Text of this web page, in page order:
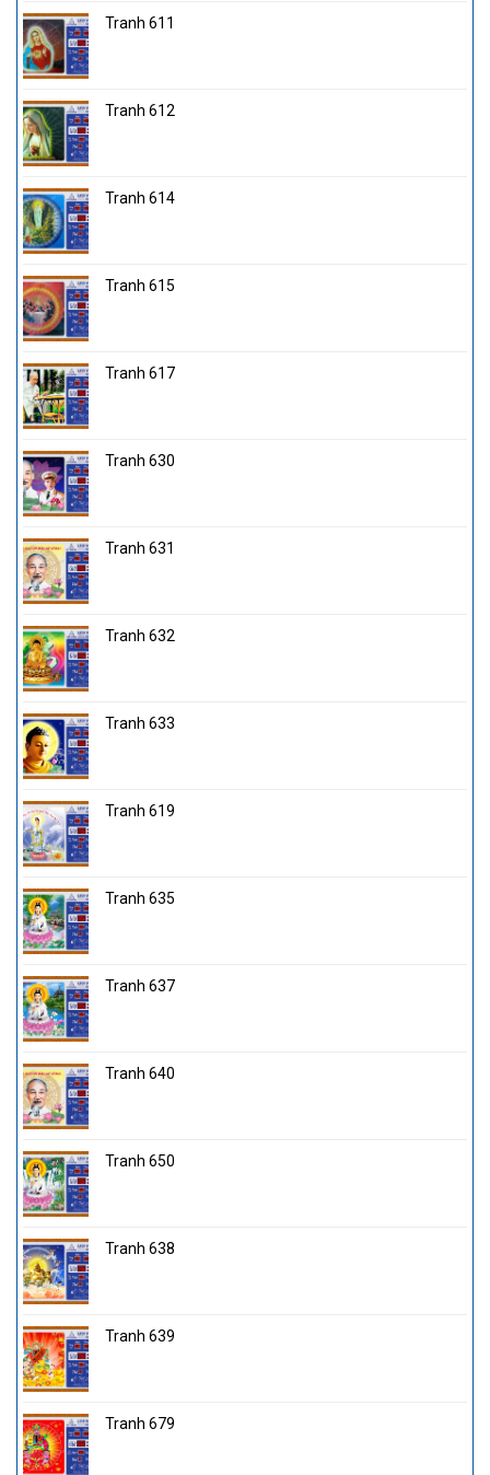
Tranh 611
Tranh 612
Tranh 614
Tranh 615
Tranh 617
Tranh 630
Tranh 631
Tranh 632
Tranh 633
Tranh 619
Tranh 635
Tranh 637
Tranh 640
Tranh 650
Tranh 638
Tranh 639
Tranh 679